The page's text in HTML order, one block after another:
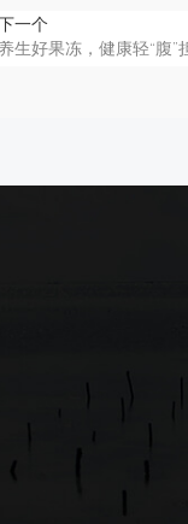
下一个
养生好果冻，健康轻“腹”